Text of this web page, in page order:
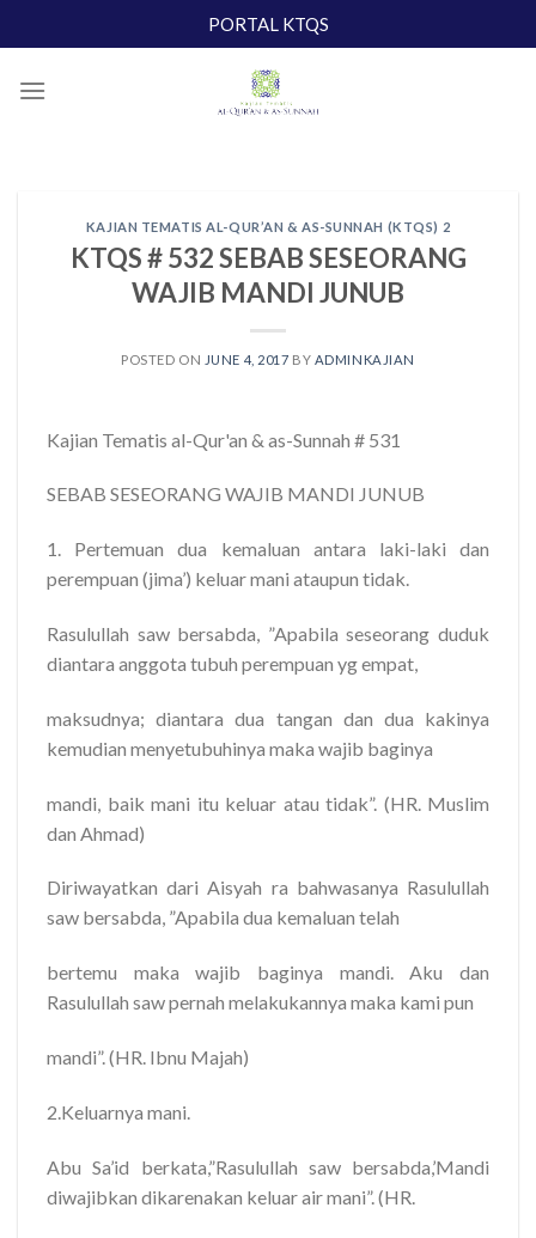
to
PORTAL KTQS
KAJIAN TEMATIS AL-QUR’AN & AS-SUNNAH (KTQS) 2
KTQS # 532 SEBAB SESEORANG
WAJIB MANDI JUNUB
POSTED ON JUNE 4, 2017 BY ADMINKAJIAN
Kajian Tematis al-Qur'an & as-Sunnah # 531
SEBAB SESEORANG WAJIB MANDI JUNUB
1. Pertemuan dua kemaluan antara laki-laki dan
perempuan (jima’) keluar mani ataupun tidak.
Rasulullah saw bersabda, ”Apabila seseorang duduk
diantara anggota tubuh perempuan yg empat,
maksudnya; diantara dua tangan dan dua kakinya
kemudian menyetubuhinya maka wajib baginya
mandi, baik mani itu keluar atau tidak”. (HR. Muslim
dan Ahmad)
Diriwayatkan dari Aisyah ra bahwasanya Rasulullah
saw bersabda, ”Apabila dua kemaluan telah
bertemu maka wajib baginya mandi. Aku dan
Rasulullah saw pernah melakukannya maka kami pun
mandi”. (HR. Ibnu Majah)
2.Keluarnya mani.
Abu Sa’id berkata,”Rasulullah saw bersabda,’Mandi
diwajibkan dikarenakan keluar air mani”. (HR.